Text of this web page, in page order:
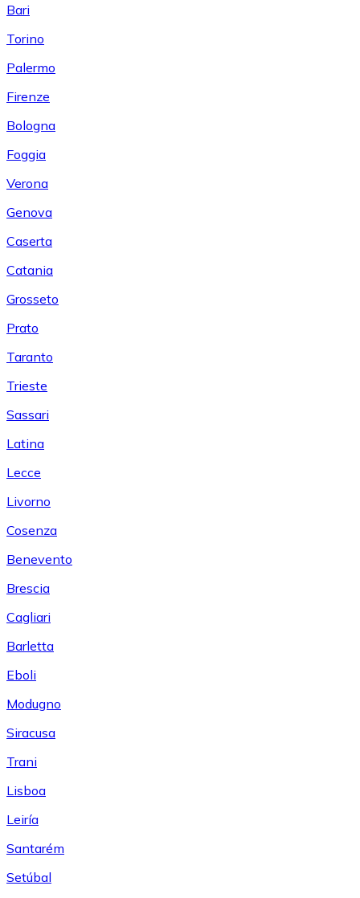
Bari
Torino
Palermo
Firenze
Bologna
Foggia
Verona
Genova
Caserta
Catania
Grosseto
Prato
Taranto
Trieste
Sassari
Latina
Lecce
Livorno
Cosenza
Benevento
Brescia
Cagliari
Barletta
Eboli
Modugno
Siracusa
Trani
Lisboa
Leiría
Santarém
Setúbal